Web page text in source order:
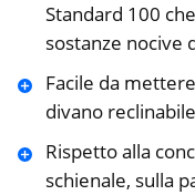
Standard 100
sostanze nocive
Facile da
divano reclinabile
Rispetto alla
schienale, sulla